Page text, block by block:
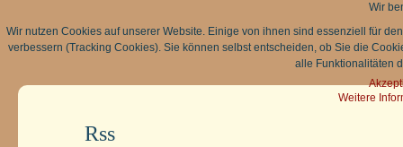
Rss
Wir
Wir nutzen Cookies auf unserer Website. Einige von ihnen sind essenziell für
verbessern (Tracking Cookies). Sie können selbst entscheiden, ob Sie die
alle Funktionalitäten
Weitere